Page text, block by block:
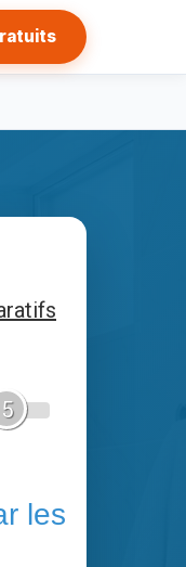
5
les